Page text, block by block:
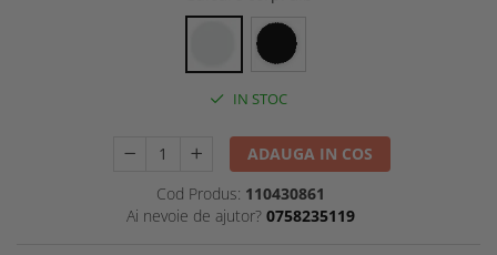
IN STOC
ADAUGA IN COS
Cod Produs: 110430861
Ai nevoie de ajutor? 0758235119